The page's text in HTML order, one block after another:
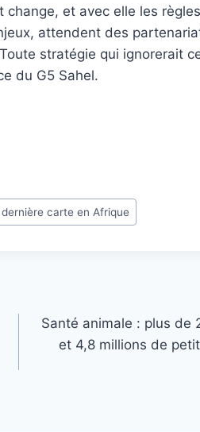
change, et avec elle les
attendent des
stratégie qui ignorerait
du G5 Sahel.
carte en Afrique
Santé animale : plus de
et 4,8 millions de